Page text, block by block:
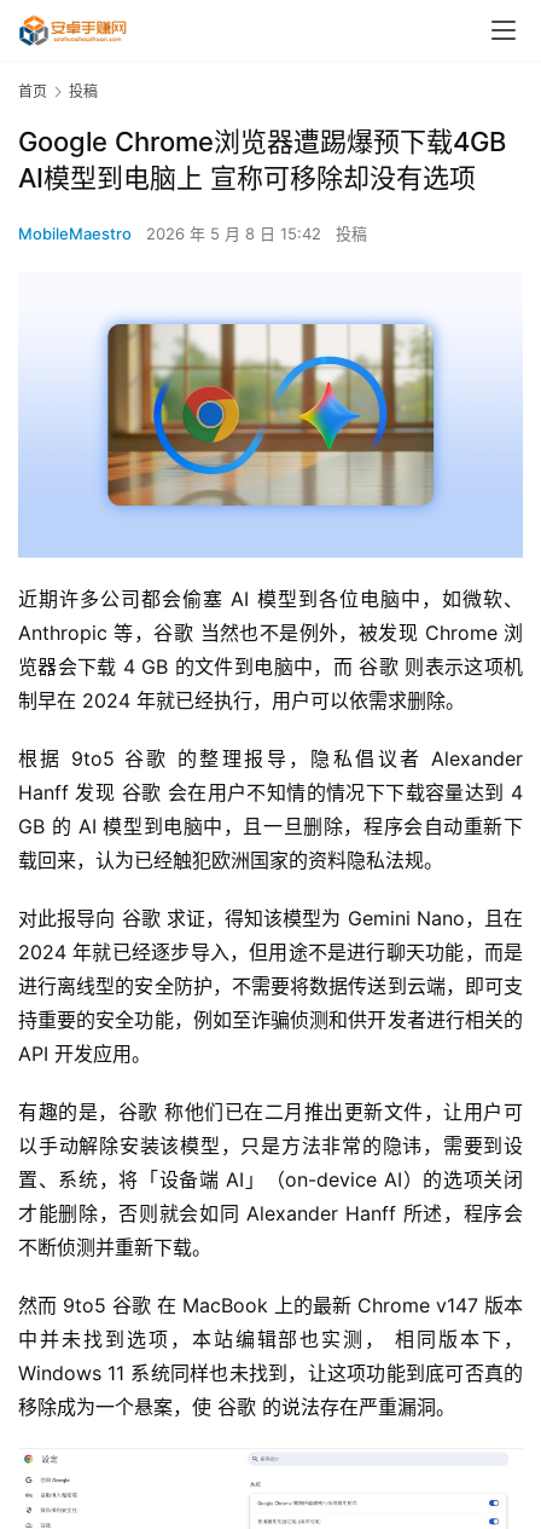
首页 投稿
Google Chrome浏览器遭踢爆预下载4GB
AI模型到电脑上 宣称可移除却没有选项
MobileMaestro 2026 年 5 月 8 日 15:42 投稿
近期许多公司都会偷塞 AI 模型到各位电脑中，如微软、
Anthropic 等，谷歌 当然也不是例外，被发现 Chrome 浏
览器会下载 4 GB 的文件到电脑中，而 谷歌 则表示这项机
制早在 2024 年就已经执行，用户可以依需求删除。
根据 9to5 谷歌 的整理报导，隐私倡议者 Alexander
Hanff 发现 谷歌 会在用户不知情的情况下下载容量达到 4
GB 的 AI 模型到电脑中，且一旦删除，程序会自动重新下
载回来，认为已经触犯欧洲国家的资料隐私法规。
对此报导向 谷歌 求证，得知该模型为 Gemini Nano，且在
2024 年就已经逐步导入，但用途不是进行聊天功能，而是
进行离线型的安全防护，不需要将数据传送到云端，即可支
持重要的安全功能，例如至诈骗侦测和供开发者进行相关的
API 开发应用。
有趣的是，谷歌 称他们已在二月推出更新文件，让用户可
以手动解除安装该模型，只是方法非常的隐讳，需要到设
置、系统，将「设备端 AI」（on-device AI）的选项关闭
才能删除，否则就会如同 Alexander Hanff 所述，程序会
不断侦测并重新下载。
然而 9to5 谷歌 在 MacBook 上的最新 Chrome v147 版本
中并未找到选项，本站编辑部也实测， 相同版本下，
Windows 11 系统同样也未找到，让这项功能到底可否真的
移除成为一个悬案，使 谷歌 的说法存在严重漏洞。